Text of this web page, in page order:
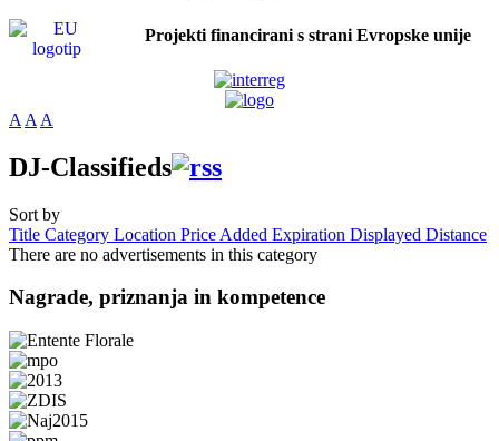
Projekti financirani s strani Evropske unije
A A A
DJ-Classifieds
Sort by
Title Category Location Price Added Expiration Displayed Distance
There are no advertisements in this category
Nagrade, priznanja in kompetence